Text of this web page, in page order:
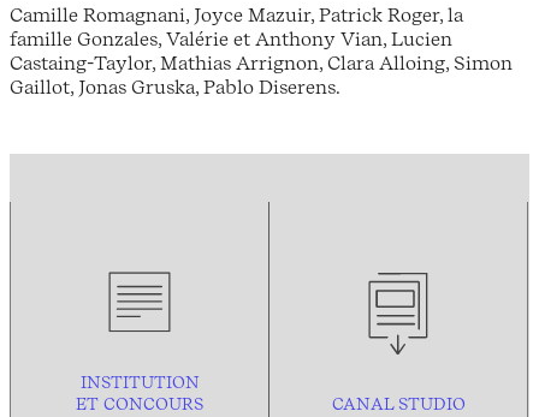
Camille Romagnani, Joyce Mazuir, Patrick Roger, la
famille Gonzales, Valérie et Anthony Vian, Lucien
Castaing-Taylor, Mathias Arrignon, Clara Alloing, Simon
Gaillot, Jonas Gruska, Pablo Diserens.
INSTITUTION
ET CONCOURS
CANAL STUDIO